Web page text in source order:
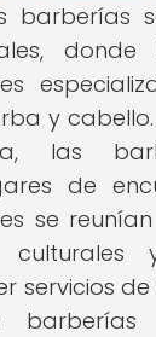
barberías
donde
y
las
de
se
culturales
servicios